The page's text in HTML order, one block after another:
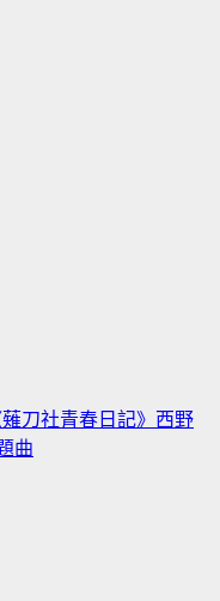
刀社青春日記》西野
曲